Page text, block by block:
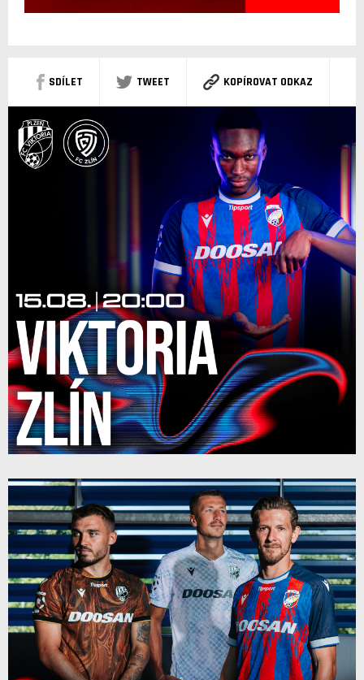
SDÍLET TWEET KOPÍROVAT ODKAZ